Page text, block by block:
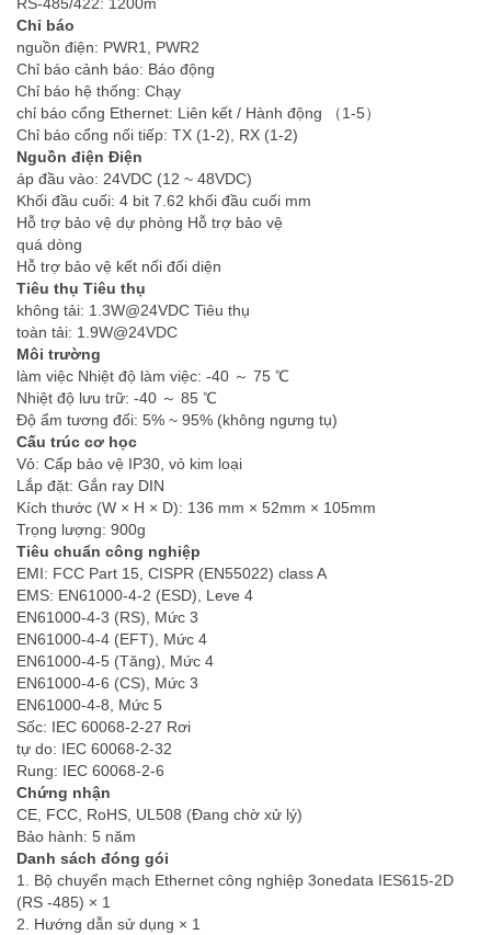
Chỉ báo
nguồn điện: PWR1, PWR2
Chỉ báo cảnh báo: Báo động
Chỉ báo hệ thống: Chạy
chỉ báo cổng Ethernet: Liên kết / Hành động （1-5）
Chỉ báo cổng nối tiếp: TX (1-2), RX (1-2)
Nguồn điện Điện
áp đầu vào: 24VDC (12 ~ 48VDC)
Khối đầu cuối: 4 bit 7.62 khối đầu cuối mm
Hỗ trợ bảo vệ dự phòng Hỗ trợ bảo vệ
quá dòng
Hỗ trợ bảo vệ kết nối đối diện
Tiêu thụ Tiêu thụ
không tải: 1.3W@24VDC Tiêu thụ
toàn tải: 1.9W@24VDC
Môi trường
làm việc Nhiệt độ làm việc: -40 ～ 75 ℃
Nhiệt độ lưu trữ: -40 ～ 85 ℃
Độ ẩm tương đối: 5% ~ 95% (không ngưng tụ)
Cấu trúc cơ học
Vỏ: Cấp bảo vệ IP30, vỏ kim loại
Lắp đặt: Gắn ray DIN
Kích thước (W × H × D): 136 mm × 52mm × 105mm
Trọng lượng: 900g
Tiêu chuẩn công nghiệp
EMI: FCC Part 15, CISPR (EN55022) class A
EMS: EN61000-4-2 (ESD), Leve 4
EN61000-4-3 (RS), Mức 3
EN61000-4-4 (EFT), Mức 4
EN61000-4-5 (Tăng), Mức 4
EN61000-4-6 (CS), Mức 3
EN61000-4-8, Mức 5
Sốc: IEC 60068-2-27 Rơi
tự do: IEC 60068-2-32
Rung: IEC 60068-2-6
Chứng nhận
CE, FCC, RoHS, UL508 (Đang chờ xử lý)
Bảo hành: 5 năm
Danh sách đóng gói
1. Bộ chuyển mạch Ethernet công nghiệp 3onedata IES615-2D
(RS -485) × 1
2. Hướng dẫn sử dụng × 1